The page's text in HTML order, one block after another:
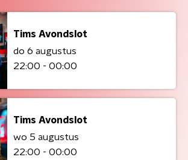
Tims Avondslot
do 6 augustus
22:00 - 00:00
Tims Avondslot
wo 5 augustus
22:00 - 00:00